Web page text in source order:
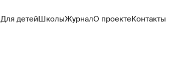
Для детейШколыЖурналО проектеКонтакты